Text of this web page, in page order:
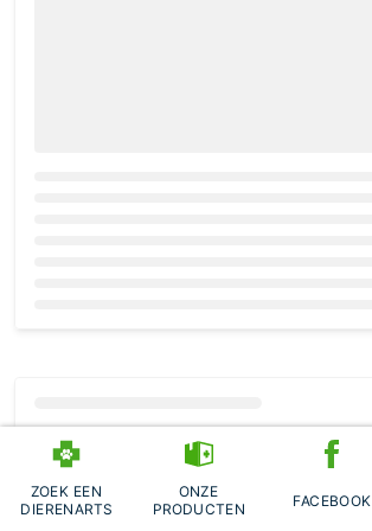
ZOEK EEN
DIERENARTS
ONZE
PRODUCTEN
FACEBOOK